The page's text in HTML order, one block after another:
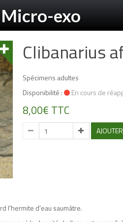
Micro-exo
Clibanarius
Spécimens adultes
Disponibilité :
En cours de
8,00€ TTC
l'hermite d'eau saumâtre.